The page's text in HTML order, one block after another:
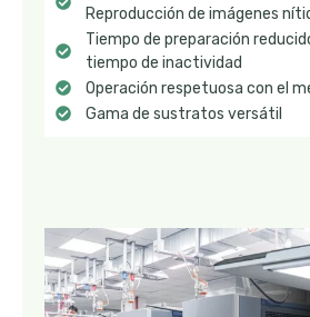
Reproducción de imágenes
Tiempo de preparación
tiempo de inactividad
Operación respetuosa con el
Gama de sustratos versátil